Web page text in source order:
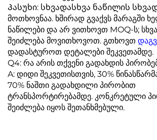
Პასუხი: სხვადასხვა ნაწილის
მოთხოვნაა. ხშირად გვაქვს მარაგში
ნაწილები და არ ვითხოვთ MOQ-ს; სხვა
შეიძლება მოვითხოვოთ. გთხოვთ
დადასტუროთ დეტალები შეკვეთამდე.
Q4: რა არის თქვენი გადახდის
A: დიდი შეკვეთისთვის, 30%
70% ნაშთი გადახდილი პირობით
ტრანსპორტირებამდე. კონკრეტული
შეიძლება იყოს შეთანხმებული.